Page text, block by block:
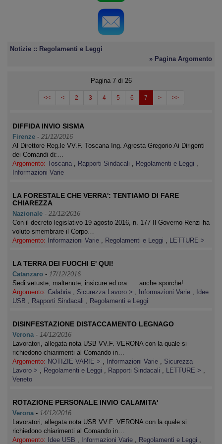
Notizie :: Regolamenti e Leggi
» Pagina Argomento
Pagina 7 di 26
<< < 2 3 4 5 6 7 > >>
DIFFIDA INVIO SISMA
Firenze - 21/12/2016
Al Direttore Reg.le VV.F. Toscana Ing. Agresta Gregorio Ai Dirigenti
dei Comandi di:…
Argomento: Toscana , Rapporti Sindacali , Regolamenti e Leggi ,
Informazioni Varie
LA FORESTALE CHE VERRA': TENTIAMO DI FARE
CHIAREZZA
Nazionale - 21/12/2016
Con il decreto legislativo 19 agosto 2016, n. 177 Il Governo Renzi ha
voluto smembrare il Corpo…
Argomento:
Informazioni Varie , Regolamenti e Leggi , LETTURE >
LA TERRA DEI FUOCHI E' QUI!
Catanzaro - 17/12/2016
Sedi vetuste, maltenute, insicure ed ora …..anche sporche!
Argomento: Calabria , Sicurezza Lavoro > , Informazioni Varie , Idee
USB , Rapporti Sindacali , Regolamenti e Leggi
DISINFESTAZIONE DISTACCAMENTO LEGNAGO
Verona - 14/12/2016
Lavoratori, allegata nota USB VV.F. VERONA con la quale si
richiedono chiarimenti al Comando in…
Argomento: NOTIZIE VARIE > , Informazioni Varie , Sicurezza
Lavoro > , Regolamenti e Leggi , Rapporti Sindacali , LETTURE > ,
Veneto
ROTAZIONE PERSONALE INVIO CALAMITA'
Verona - 14/12/2016
Lavoratori, allegata nota USB VV.F. VERONA con la quale si
richiedono chiarimenti al Comando in…
Argomento: Idee USB , Informazioni Varie , Regolamenti e Leggi ,